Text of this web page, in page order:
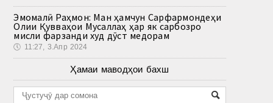
Эмомалӣ Раҳмон: Ман ҳамчун Сарфармондеҳи
Олии Қувваҳои Мусаллаҳ ҳар як сарбозро
мисли фарзанди худ дӯст медорам
🕔 11:27, 3.Апр 2024
Ҳамаи маводҳои бахш